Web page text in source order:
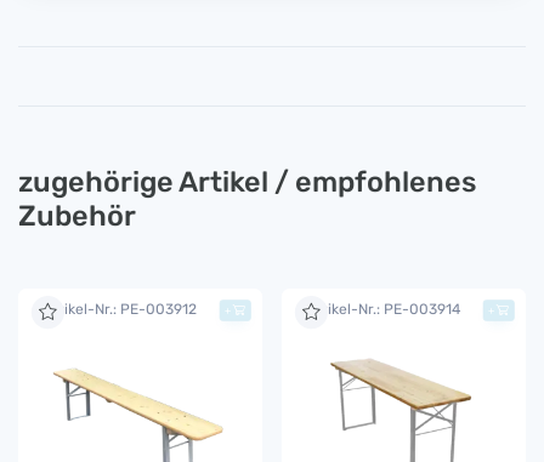
zugehörige Artikel / empfohlenes
Zubehör
Artikel-Nr.: PE-003912 + Artikel-Nr.: PE-003914 +